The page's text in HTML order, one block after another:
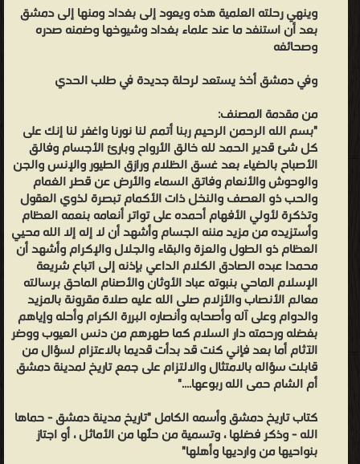
وينهي رحلته العلمية هذه ويعود إلى بغداد ومنها إلى دمشق
بعد أن استنفد ما عند علماء بغداد وشيوخها وضمنه صدره
وصحائفه
وفي دمشق أخذ يستعد لرحلة جديدة في طلب الحدي
من مقدمة المصنف:
"بسم الله الرحمن الرحيم ربنا أتمم لنا نورنا واغفر لنا إنك على
كل شئ قدير الحمد لله خالق الأرواح وبارئ الأجسام وفالق
الأصباح بالضياء بعد غسق الظلام ورازق الطيور والإنس والجن
والوحوش والأنعام وفاتق السماء والأرض عن قطر الغمام
والحب ذو العصف والنخل ذات الأكمام تبصرة لذوي العقول
وتذكرة لأولي الأفهام أحمده على تواتر أنعامه بنعمه العظام
وأستزيده من مزيد مننه الجسام وأشهد أن لا إله إلا الله محيي
العظام ذو الطول والعزة والبقاء والجلال والإكرام وأشهد أن
محمدا عبده الصادق الكلام الداعي بإذنه إلى اتباع شريعة
الإسلام الماحي بنبوته عباد الأوثان والأصنام الماحق برسالته
معالم الأنصاب والأزلام صلى الله عليه صلاة مقرونة بالمزيد
والدوام وعلى آله وأصحابه وأنصاره البررة الكرام وأحله وإياهم
بفضله ورحمته دار السلام كما طهرهم من دنس العيوب ووضر
الآثام أما بعد فإني كنت قد بدأت قديما بالاعتزام لسؤال من
قابلت سؤاله بالامتثال والالتزام على جمع تاريخ لمدينة دمشق
أم الشام حمى الله ربوعها...."
كتاب تاريخ دمشق وأسمه الكامل "تاريخ مدينة دمشق - حماها
الله - وذكر فضلها ، وتسمية من حلٌَها من الأماثل ، أو اجتاز
بنواحيها من وارديها وأهلها"